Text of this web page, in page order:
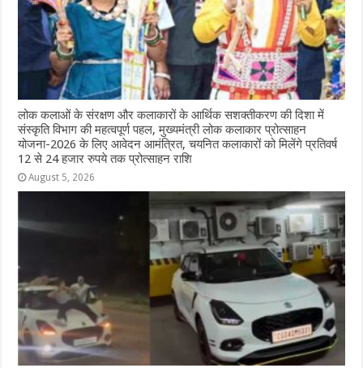
लोक कलाओं के संरक्षण और कलाकारों के आर्थिक सशक्तीकरण की दिशा में
संस्कृति विभाग की महत्वपूर्ण पहल, मुख्यमंत्री लोक कलाकार प्रोत्साहन
योजना-2026 के लिए आवेदन आमंत्रित, चयनित कलाकारों को मिलेंगे प्रतिवर्ष
12 से 24 हजार रुपये तक प्रोत्साहन राशि
August 5, 2026